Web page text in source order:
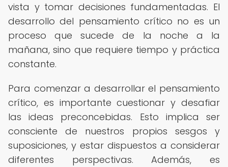
vista y tomar decisiones fundamentadas. El
desarrollo del pensamiento crítico no es un
proceso que sucede de la noche a la
mañana, sino que requiere tiempo y práctica
constante.
Para comenzar a desarrollar el pensamiento
crítico, es importante cuestionar y desafiar
las ideas preconcebidas. Esto implica ser
consciente de nuestros propios sesgos y
suposiciones, y estar dispuestos a considerar
diferentes perspectivas. Además, es